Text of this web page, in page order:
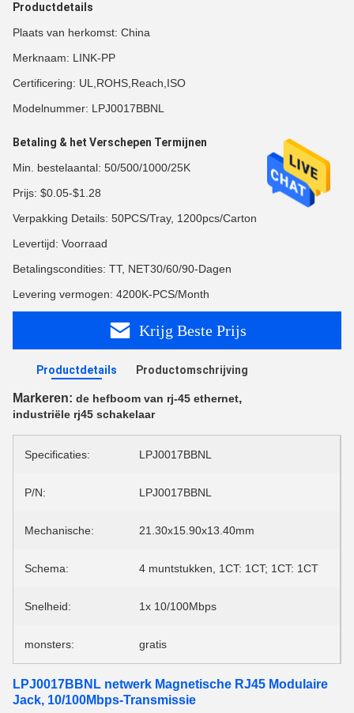
Productdetails
Plaats van herkomst: China
Merknaam: LINK-PP
Certificering: UL,ROHS,Reach,ISO
Modelnummer: LPJ0017BBNL
Betaling & het Verschepen Termijnen
Min. bestelaantal: 50/500/1000/25K
Prijs: $0.05-$1.28
Verpakking Details: 50PCS/Tray, 1200pcs/Carton
Levertijd: Voorraad
Betalingscondities: TT, NET30/60/90-Dagen
Levering vermogen: 4200K-PCS/Month
Krijg Beste Prijs
Productdetails Productomschrijving
Markeren: de hefboom van rj-45 ethernet,
industriële rj45 schakelaar
Specificaties: LPJ0017BBNL
P/N: LPJ0017BBNL
Mechanische: 21.30x15.90x13.40mm
Schema: 4 muntstukken, 1CT: 1CT; 1CT: 1CT
Snelheid: 1x 10/100Mbps
monsters: gratis
LPJ0017BBNL netwerk Magnetische RJ45 Modulaire
Jack, 10/100Mbps-Transmissie